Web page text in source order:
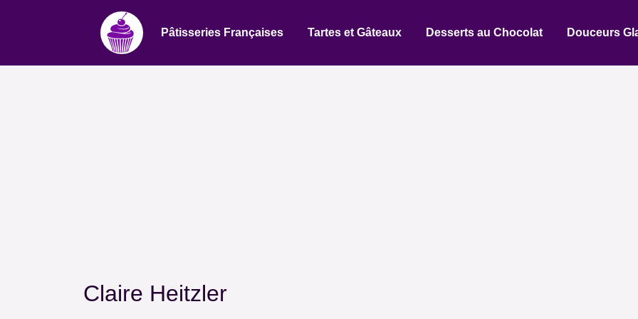
Pâtisseries Françaises Tartes et Gâteaux Desserts au Chocolat Douceurs
Claire Heitzler